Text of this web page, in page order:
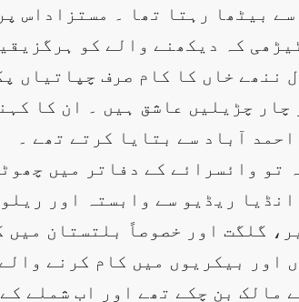
بیٹھا رہتا تھا ۔ مستزاداس
کہ دیکھنے والے کو
ننھے خاں کا کام صرف چپاتیاں
چڑیلیں عاشق ہیں ۔ ان کا
آباد سے بتایا کرتے تھے ۔
تو وائسرائے کے دفاتر میں
انڈیا ریڈیو سے وابستہ اور
گلگت اور خصوصاً بلتستان
اور بیکریوں میں کام کرنے
مالک بن چکے تھے اور اب شملے